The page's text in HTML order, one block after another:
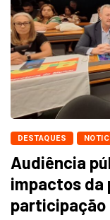
DESTAQUES
Audiência
impactos da
participação